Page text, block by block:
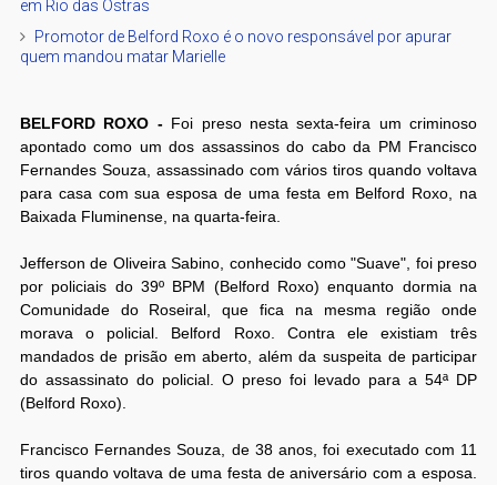
em Rio das Ostras
Promotor de Belford Roxo é o novo responsável por apurar
quem mandou matar Marielle
BELFORD ROXO - Foi preso nesta sexta-feira um criminoso
apontado como um dos assassinos do cabo da PM Francisco
Fernandes Souza, assassinado com vários tiros quando voltava
para casa com sua esposa de uma festa em Belford Roxo, na
Baixada Fluminense, na quarta-feira.
Jefferson de Oliveira Sabino, conhecido como "Suave", foi preso
por policiais do 39º BPM (Belford Roxo) enquanto dormia na
Comunidade do Roseiral, que fica na mesma região onde
morava o policial. Belford Roxo. Contra ele existiam três
mandados de prisão em aberto, além da suspeita de participar
do assassinato do policial. O preso foi levado para a 54ª DP
(Belford Roxo).
Francisco Fernandes Souza, de 38 anos, foi executado com 11
tiros quando voltava de uma festa de aniversário com a esposa.